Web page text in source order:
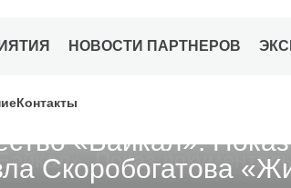
НОВОСТИ ПАРТНЕРОВ
Контакты
«Байкал».
Скоробогатова